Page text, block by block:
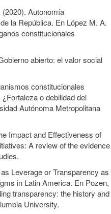
Autonomía
la República. En López M. A.
constitucionales
abierto: el valor social
constitucionales
o debilidad del
Autónoma Metropolitana
Impact and Effectiveness of
A review of the evidence
Leverage or Transparency as
in Latin America. En Pozen,
transparency: the history and
University.